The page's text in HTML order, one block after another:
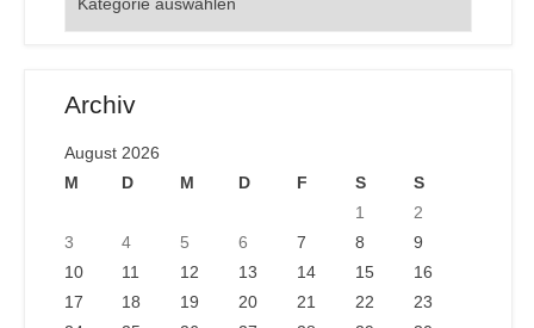
Archiv
August 2026
M
D M D F S
S
1
2
3
4 5 6 7 8
9
10
11 12 13 14 15
16
17
18 19 20 21 22
23